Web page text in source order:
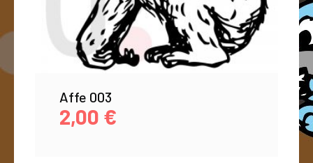
Affe 003
2,00 €